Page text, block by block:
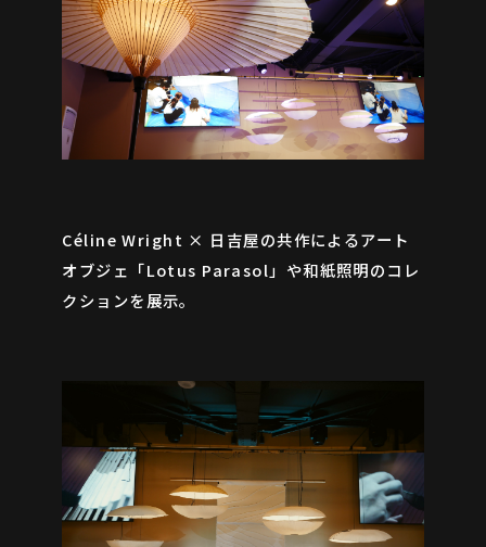
Céline Wright × 日吉屋の共作によるアート
オブジェ「Lotus Parasol」や和紙照明のコレ
クションを展示。